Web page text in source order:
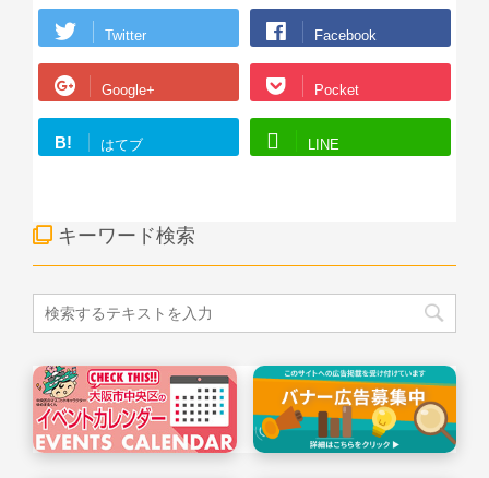
Twitter Facebook
Google+ Pocket
B! はてブ LINE
キーワード検索